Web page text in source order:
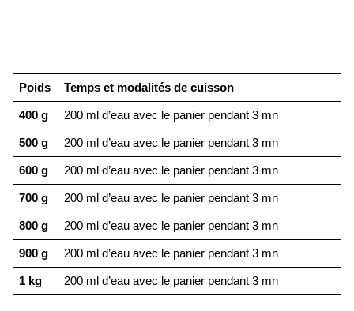
Poids Temps et modalités de cuisson
400 g 200 ml d’eau avec le panier pendant 3 mn
500 g 200 ml d’eau avec le panier pendant 3 mn
600 g 200 ml d’eau avec le panier pendant 3 mn
700 g 200 ml d’eau avec le panier pendant 3 mn
800 g 200 ml d’eau avec le panier pendant 3 mn
900 g 200 ml d’eau avec le panier pendant 3 mn
1 kg 200 ml d’eau avec le panier pendant 3 mn